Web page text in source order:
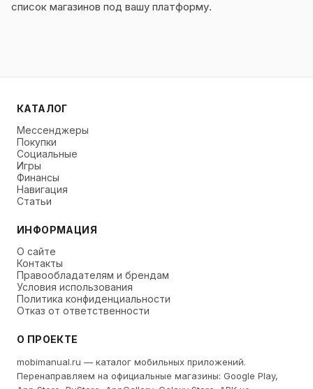
список магазинов под вашу платформу.
КАТАЛОГ
Мессенджеры
Покупки
Социальные
Игры
Финансы
Навигация
Статьи
ИНФОРМАЦИЯ
О сайте
Контакты
Правообладателям и брендам
Условия использования
Политика конфиденциальности
Отказ от ответственности
О ПРОЕКТЕ
mobimanual.ru — каталог мобильных приложений.
Перенаправляем на официальные магазины: Google Play,